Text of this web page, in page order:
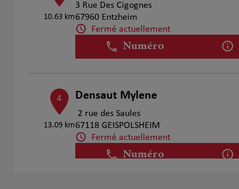
10.63 km
3 Rue Des Cigognes
67960 Entzheim
Fermé actuellement
Numéro
4
13.09 km
Densaut Mylene
2 rue des Saules
67118 GEISPOLSHEIM
Fermé actuellement
Numéro